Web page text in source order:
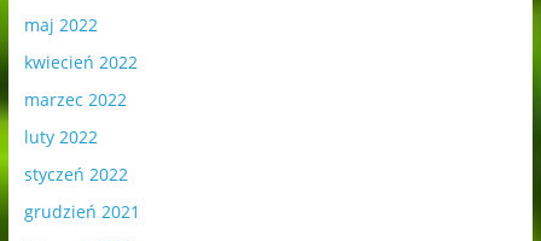
maj 2022
kwiecień 2022
marzec 2022
luty 2022
styczeń 2022
grudzień 2021